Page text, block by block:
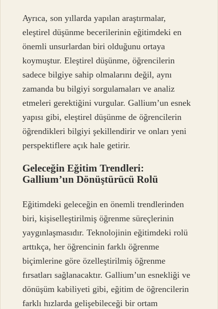
Ayrıca, son yıllarda yapılan araştırmalar,
eleştirel düşünme becerilerinin eğitimdeki en
önemli unsurlardan biri olduğunu ortaya
koymuştur. Eleştirel düşünme, öğrencilerin
sadece bilgiye sahip olmalarını değil, aynı
zamanda bu bilgiyi sorgulamaları ve analiz
etmeleri gerektiğini vurgular. Gallium’un esnek
yapısı gibi, eleştirel düşünme de öğrencilerin
öğrendikleri bilgiyi şekillendirir ve onları yeni
perspektiflere açık hale getirir.
Geleceğin Eğitim Trendleri:
Gallium’un Dönüştürücü Rolü
Eğitimdeki geleceğin en önemli trendlerinden
biri, kişiselleştirilmiş öğrenme süreçlerinin
yaygınlaşmasıdır. Teknolojinin eğitimdeki rolü
arttıkça, her öğrencinin farklı öğrenme
biçimlerine göre özelleştirilmiş öğrenme
fırsatları sağlanacaktır. Gallium’un esnekliği ve
dönüşüm kabiliyeti gibi, eğitim de öğrencilerin
farklı hızlarda gelişebileceği bir ortam